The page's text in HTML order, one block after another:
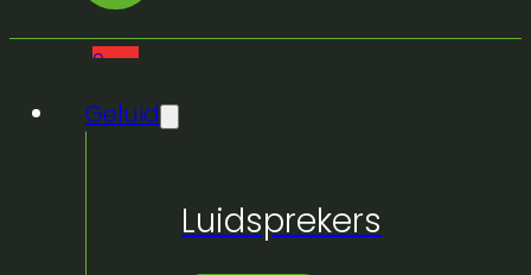
0
producten
Geluid
Luidsprekers